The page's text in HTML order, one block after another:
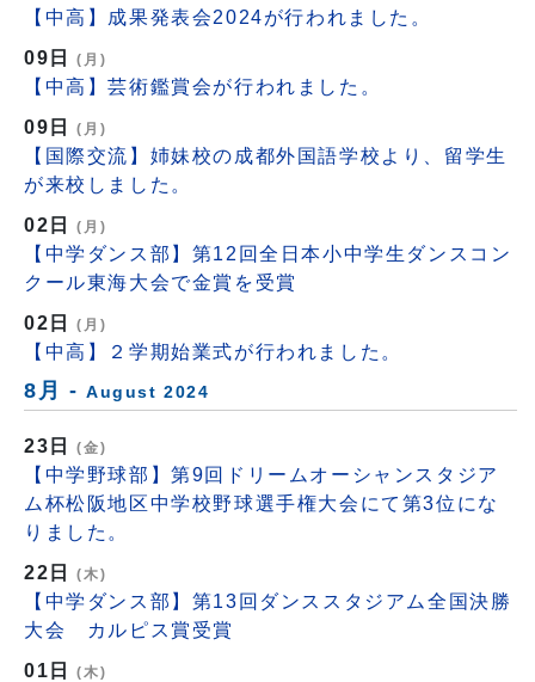
【中高】成果発表会2024が行われました。
09日(月)
【中高】芸術鑑賞会が行われました。
09日(月)
【国際交流】姉妹校の成都外国語学校より、留学生
が来校しました。
02日(月)
【中学ダンス部】第12回全日本小中学生ダンスコン
クール東海大会で金賞を受賞
02日(月)
【中高】２学期始業式が行われました。
8月 - August 2024
23日(金)
【中学野球部】第9回ドリームオーシャンスタジア
ム杯松阪地区中学校野球選手権大会にて第3位にな
りました。
22日(木)
【中学ダンス部】第13回ダンススタジアム全国決勝
大会 カルピス賞受賞
01日(木)